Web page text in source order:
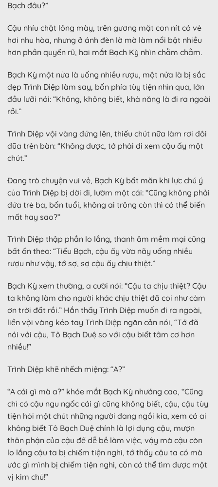
Bạch đâu?”
Cậu nhíu chặt lông mày, trên gương mặt con nít có vẻ
hơi nhu hòa, nhưng ở ánh đèn lờ mờ làm nổi bật nhiều
hơn phần quyến rũ, hai mắt Bạch Kỳ nhìn chằm chằm.
Bạch Kỳ một nửa là uống nhiều rượu, một nửa là bị sắc
đẹp Trình Diệp làm say, bốn phía tùy tiện nhìn qua, lớn
đầu lưỡi nói: “Không, không biết, khả năng là đi ra ngoài
rồi.”
Trình Diệp vội vàng đứng lên, thiếu chút nữa làm rơi đôi
đũa trên bàn: “Không được, tớ phải đi xem cậu ấy một
chút.”
Đang trò chuyện vui vẻ, Bạch Kỳ bất mãn khi lực chú ý
của Trình Diệp bị dời đi, lườm một cái: “Cũng không phải
đứa trẻ ba, bốn tuổi, không ai trông còn thì có thể biến
mất hay sao?”
Trình Diệp thập phần lo lắng, thanh âm mềm mại cũng
bất ổn theo: “Tiểu Bạch, cậu ấy vừa nãy uống nhiều
rượu như vậy, tớ sợ, sợ cậu ấy chịu thiệt.”
Bạch Kỳ xem thường, a cười nói: “Cậu ta chịu thiệt? Cậu
ta không làm cho người khác chịu thiệt đã coi như cảm
ơn trời đất rồi.” Hắn thấy Trình Diệp muốn đi ra ngoài,
liền vội vàng kéo tay Trình Diệp ngăn cản nói, “Tớ đã
nói với cậu, Tô Bạch Duệ so với cậu biết tâm cơ hơn
nhiều!”
Trình Diệp khẽ nhếch miệng: “A?”
“A cái gì mà a?” khóe mắt Bạch Kỳ nhướng cao, “Cũng
chỉ có cậu ngu ngốc cái gì cũng không biết, cậu, cậu tùy
tiện hỏi một chút những người đang ngồi kia, xem có ai
không biết Tô Bạch Duệ chính là lợi dụng cậu, mượn
thân phận của cậu để dễ bề làm việc, vậy mà cậu còn
lo lắng cậu ta bị chiếm tiện nghi, tớ thấy cậu ta có mà
ước gì mình bị chiếm tiện nghi, còn có thể tìm được một
vị kim chủ!”